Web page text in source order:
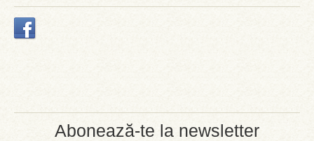
Abonează-te la newsletter